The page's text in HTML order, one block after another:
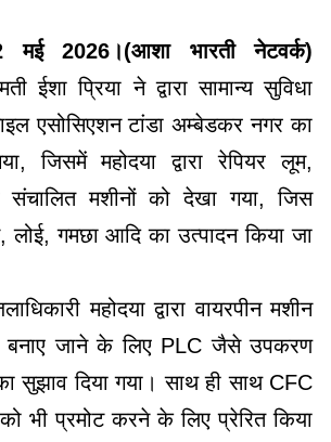
मई 2026।(आशा भारती नेटवर्क)
ईशा प्रिया ने द्वारा सामान्य सुविधा
एसोसिएशन टांडा अम्बेडकर नगर का
जिसमें महोदया द्वारा रेपियर लूम,
संचालित मशीनों को देखा गया, जिस
लोई, गमछा आदि का उत्पादन किया जा
महोदया द्वारा वायरपीन मशीन
जाने के लिए PLC जैसे उपकरण
सुझाव दिया गया। साथ ही साथ CFC
भी प्रमोट करने के लिए प्रेरित किया